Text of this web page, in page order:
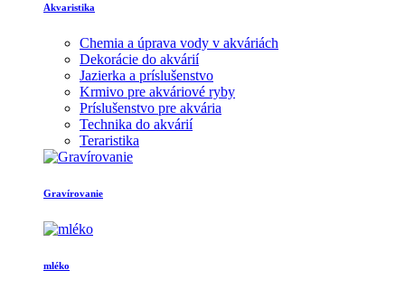
Akvaristika
Chemia a úprava vody v akváriách
Dekorácie do akvárií
Jazierka a príslušenstvo
Krmivo pre akváriové ryby
Príslušenstvo pre akvária
Technika do akvárií
Teraristika
Gravírovanie
mléko